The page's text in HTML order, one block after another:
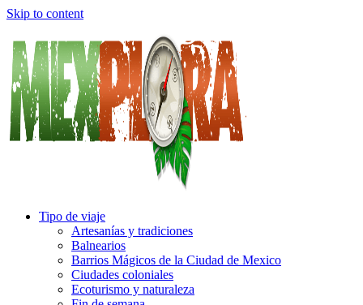
Skip to content
Tipo de viaje
Artesanías y tradiciones
Balnearios
Barrios Mágicos de la Ciudad de Mexico
Ciudades coloniales
Ecoturismo y naturaleza